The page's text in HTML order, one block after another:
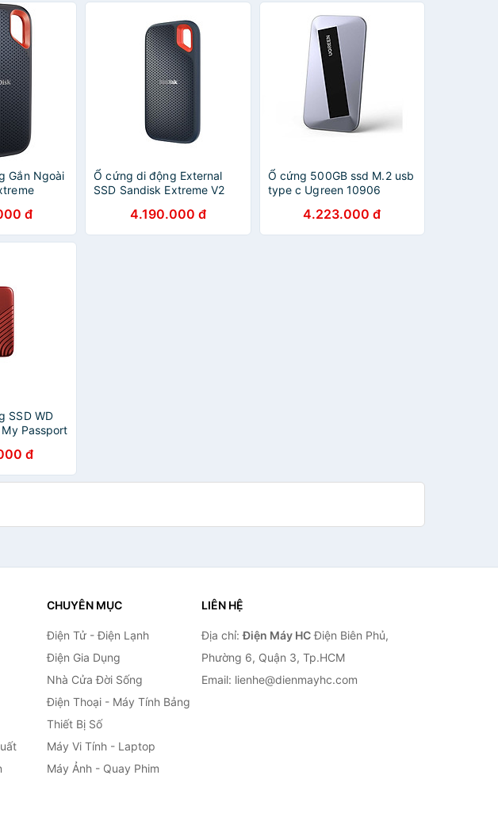
Gắn Ngoài
đ
Ổ cứng di động External
SSD Sandisk Extreme V2
SDSSDE61-G25 - Hàng
Chính Hãng
4.190.000 đ
Ổ cứng 500GB ssd M.2 usb
type c Ugreen 10906
4.223.000 đ
SSD WD
Passport
đ
CHUYÊN MỤC
Điện Tử - Điện Lạnh
Điện Gia Dụng
Nhà Cửa Đời Sống
Điện Thoại - Máy Tính Bảng
Thiết Bị Số
Máy Vi Tính - Laptop
Máy Ảnh - Quay Phim
LIÊN HỆ
Địa chỉ:Điện Máy HCĐiện Biên Phủ,
Phường 6, Quận 3, Tp.HCM
Email: lienhe@dienmayhc.com